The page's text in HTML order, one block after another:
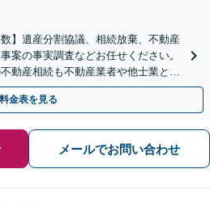
】遺産分割協議、相続放棄、不動産
案の事実調査などお任せください。
動産相続も不動産業者や他士業と連
【横浜駅徒歩5分】
料金表を見る
メールでお問い合わせ